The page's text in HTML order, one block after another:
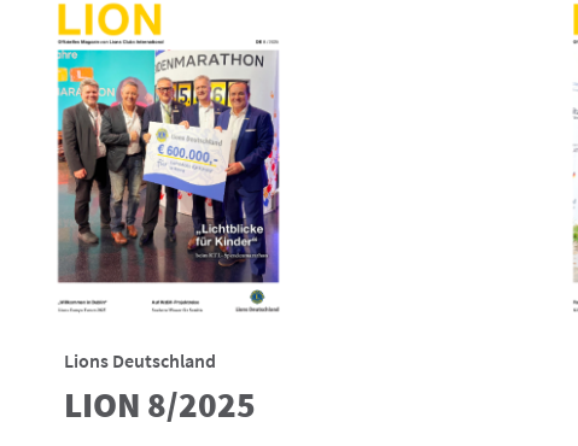
Lions Deutschland
LION 8/2025